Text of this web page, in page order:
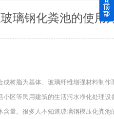
代传统玻璃钢化粪池的这几点原因
这些基础知识你都记住了吗？
时可能遇到这些难题
璃钢化粪池的使用
树脂为基体、玻璃纤维增强材料制作
区等民用建筑的生活污水净化处理
量。很多人不知道玻璃钢模压化粪